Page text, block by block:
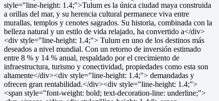
style="line-height: 1.4;">Tulum es la única ciudad maya construida
a orillas del mar, y su herencia cultural permanece viva entre
murallas, templos y cenotes sagrados. Su historia, combinada con la
belleza natural y un estilo de vida relajado, ha convertido a</div>
<div style="line-height: 1.4;"> Tulum en uno de los destinos más
deseados a nivel mundial. Con un retorno de inversión estimado
entre 8 % y 14 % anual, respaldado por el crecimiento de
infraestructura, turismo y conectividad, propiedades como esta son
altamente</div><div style="line-height: 1.4;"> demandadas y
ofrecen gran rentabilidad.</div><div style="line-height: 1.4;">
<span style="font-weight: bold; text-decoration-line: underline;">